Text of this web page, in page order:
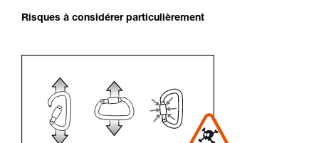
Risques à considérer particulièrement